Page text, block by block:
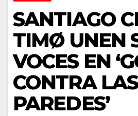
SANTIAGO
TIMØ UNEN
VOCES EN
CONTRA LAS
PAREDES’